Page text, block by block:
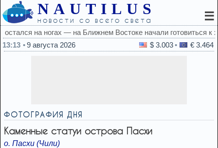
NAUTILUS
новости со всего света ☰
начали готовиться к худшему
13:13
9 августа 2026 $ 3.003 € 3.464
ФОТОГРАФИЯ ДНЯ
Каменные статуи острова Пасхи
о. Пасхи (Чили)